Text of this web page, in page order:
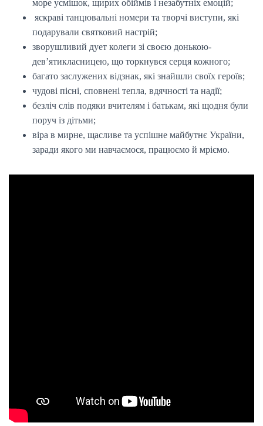
море усмішок, щирих обіймів і незабутніх емоцій;
яскраві танцювальні номери та творчі виступи, які
подарували святковий настрій;
зворушливий дует колеги зі своєю донькою-
дев’ятикласницею, що торкнувся серця кожного;
багато заслужених відзнак, які знайшли своїх героїв;
чудові пісні, сповнені тепла, вдячності та надії;
безліч слів подяки вчителям і батькам, які щодня були
поруч із дітьми;
віра в мирне, щасливе та успішне майбутнє України,
заради якого ми навчаємося, працюємо й мріємо.